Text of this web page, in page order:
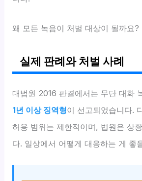
왜 모든 녹음이 처벌 대상이 될까요?
실제 판례와 처벌 사례
대법원 2016 판결에서는 무단 대화
1년 이상 징역형이 선고되었습니다.
허용 범위는 제한적이며, 법원은 상
다. 일상에서 어떻게 대응하는 게 좋